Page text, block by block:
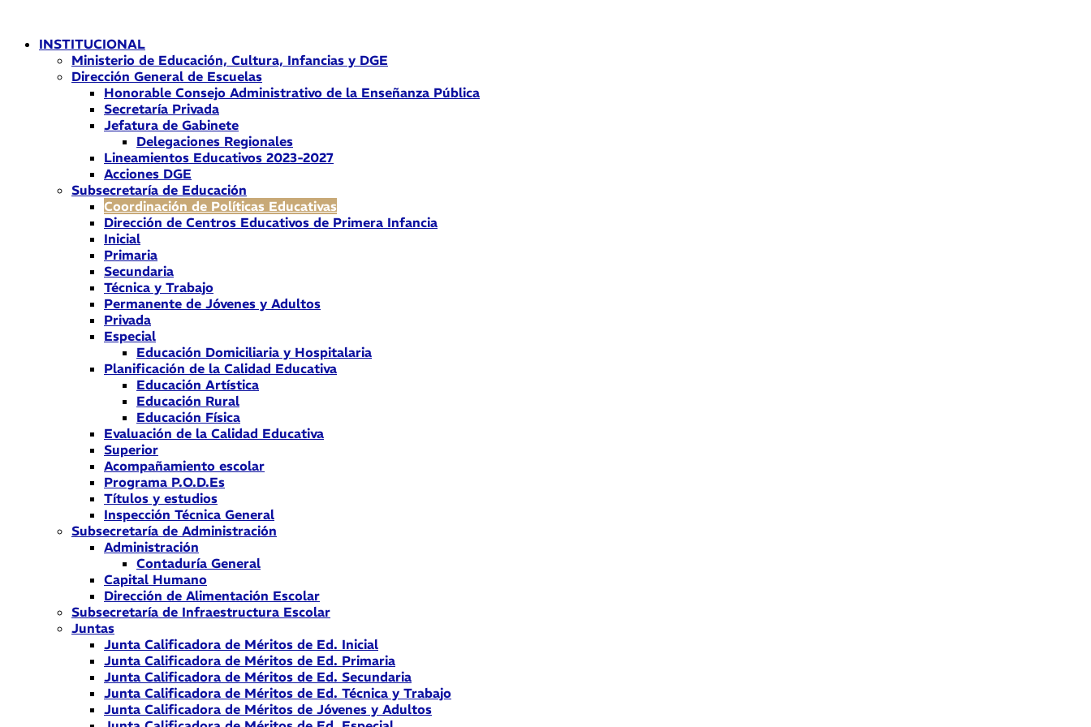
contenidoINSTITUCIONAL
Ministerio de Educación, Cultura, Infancias y DGE
Dirección General de Escuelas
Honorable Consejo Administrativo de la Enseñanza Pública
Secretaría Privada
Jefatura de Gabinete
Delegaciones Regionales
Lineamientos Educativos 2023-2027
Acciones DGE
Subsecretaría de Educación
Coordinación de Políticas Educativas
Dirección de Centros Educativos de Primera Infancia
Inicial
Primaria
Secundaria
Técnica y Trabajo
Permanente de Jóvenes y Adultos
Privada
Especial
Educación Domiciliaria y Hospitalaria
Planificación de la Calidad Educativa
Educación Artística
Educación Rural
Educación Física
Evaluación de la Calidad Educativa
Superior
Acompañamiento escolar
Programa P.O.D.Es
Títulos y estudios
Inspección Técnica General
Subsecretaría de Administración
Administración
Contaduría General
Capital Humano
Dirección de Alimentación Escolar
Subsecretaría de Infraestructura Escolar
Juntas
Junta Calificadora de Méritos de Ed. Inicial
Junta Calificadora de Méritos de Ed. Primaria
Junta Calificadora de Méritos de Ed. Secundaria
Junta Calificadora de Méritos de Ed. Técnica y Trabajo
Junta Calificadora de Méritos de Jóvenes y Adultos